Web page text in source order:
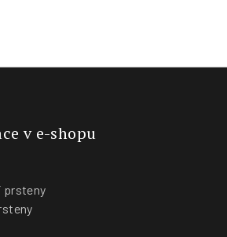
v e-shopu
prsteny